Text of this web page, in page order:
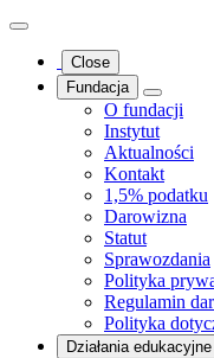
Close
Fundacja
O fundacji
Instytut
Aktualności
Kontakt
1,5% podatku
Darowizna
Statut
Sprawozdania
Polityka
Regulamin
Polityka
Działania edukacyjne